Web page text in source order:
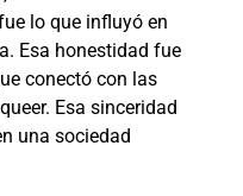
lo que influyó en
Esa honestidad fue
conectó con las
Esa sinceridad
una sociedad